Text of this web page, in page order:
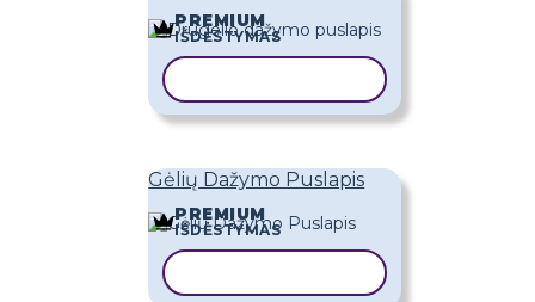
PREMIUM
IŠDĖSTYMAS
Gėlių Dažymo Puslapis
PREMIUM
IŠDĖSTYMAS